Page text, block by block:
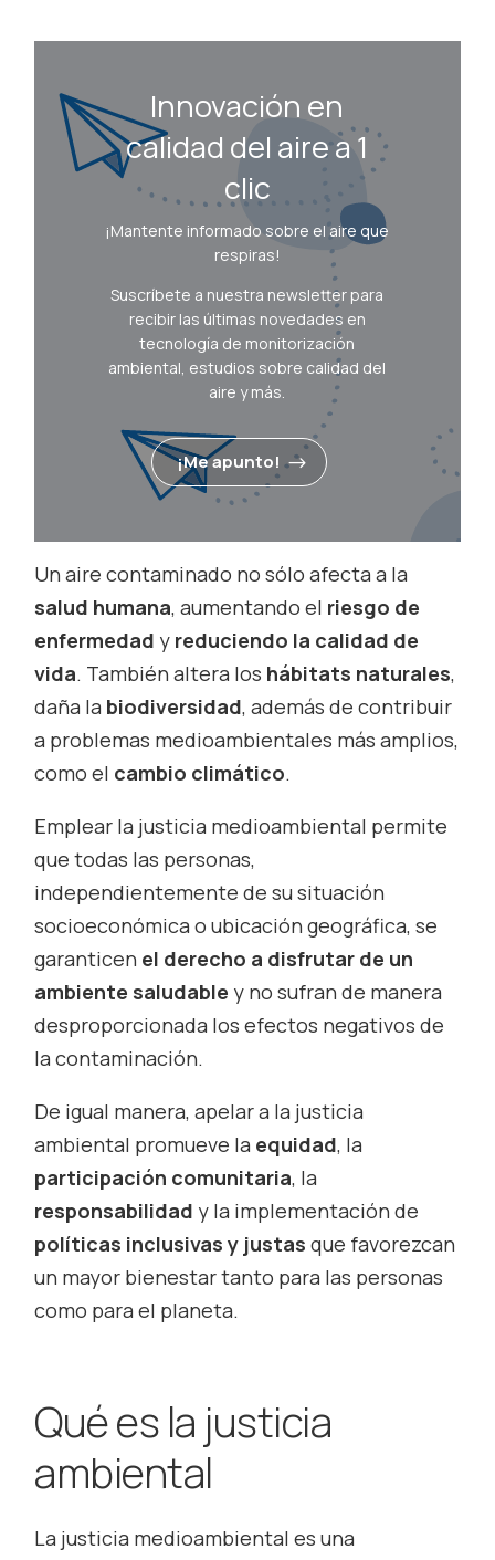
Innovación en
calidad del aire a 1
clic
¡Mantente informado sobre el aire que
respiras!
Suscríbete a nuestra newsletter para
recibir las últimas novedades en
tecnología de monitorización
ambiental, estudios sobre calidad del
aire y más.
¡Me apunto!
Un aire contaminado no sólo afecta a la
salud humana, aumentando el riesgo de
enfermedad y reduciendo la calidad de
vida. También altera los hábitats naturales,
daña la biodiversidad, además de contribuir
a problemas medioambientales más amplios,
como el cambio climático.
Emplear la justicia medioambiental permite
que todas las personas,
independientemente de su situación
socioeconómica o ubicación geográfica, se
garanticen el derecho a disfrutar de un
ambiente saludable y no sufran de manera
desproporcionada los efectos negativos de
la contaminación.
De igual manera, apelar a la justicia
ambiental promueve la equidad, la
participación comunitaria, la
responsabilidad y la implementación de
políticas inclusivas y justasque favorezcan
un mayor bienestar tanto para las personas
como para el planeta.
Qué es la justicia
ambiental
La justicia medioambiental es una